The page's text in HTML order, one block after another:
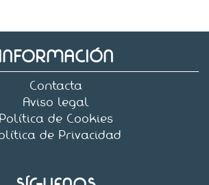
INFORMACIÓN
Contacta
Aviso legal
Política de Cookies
de Privacidad